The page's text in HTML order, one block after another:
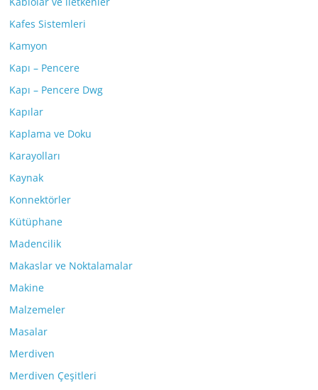
Kafes Sistemleri
Kamyon
Kapı – Pencere
Kapı – Pencere Dwg
Kapılar
Kaplama ve Doku
Karayolları
Kaynak
Konnektörler
Kütüphane
Madencilik
Makaslar ve Noktalamalar
Makine
Malzemeler
Masalar
Merdiven
Merdiven Çeşitleri